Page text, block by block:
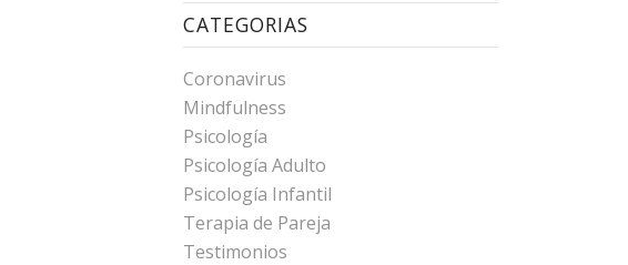
CATEGORIAS
Coronavirus
Mindfulness
Psicología
Psicología Adulto
Psicología Infantil
Terapia de Pareja
Testimonios